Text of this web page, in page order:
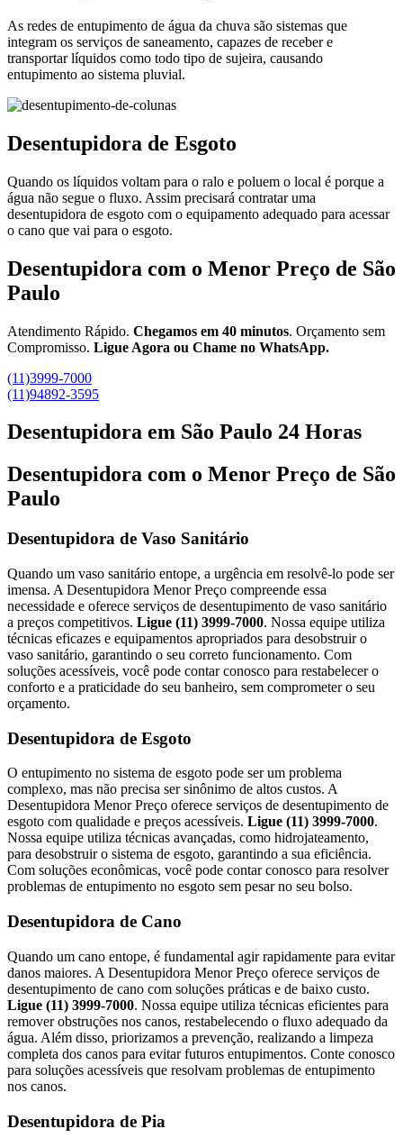
As redes de entupimento de água da chuva são sistemas que
integram os serviços de saneamento, capazes de receber e
transportar líquidos como todo tipo de sujeira, causando
entupimento ao sistema pluvial.
Desentupidora de Esgoto
Quando os líquidos voltam para o ralo e poluem o local é porque a
água não segue o fluxo. Assim precisará contratar uma
desentupidora de esgoto com o equipamento adequado para acessar
o cano que vai para o esgoto.
Desentupidora com o Menor Preço de São
Paulo
Atendimento Rápido. Chegamos em 40 minutos. Orçamento sem
Compromisso. Ligue Agora ou Chame no WhatsApp.
(11)3999-7000
(11)94892-3595
Desentupidora em São Paulo 24 Horas
Desentupidora com o Menor Preço de São
Paulo
Desentupidora de Vaso Sanitário
Quando um vaso sanitário entope, a urgência em resolvê-lo pode ser
imensa. A Desentupidora Menor Preço compreende essa
necessidade e oferece serviços de desentupimento de vaso sanitário
a preços competitivos. Ligue (11) 3999-7000. Nossa equipe utiliza
técnicas eficazes e equipamentos apropriados para desobstruir o
vaso sanitário, garantindo o seu correto funcionamento. Com
soluções acessíveis, você pode contar conosco para restabelecer o
conforto e a praticidade do seu banheiro, sem comprometer o seu
orçamento.
Desentupidora de Esgoto
O entupimento no sistema de esgoto pode ser um problema
complexo, mas não precisa ser sinônimo de altos custos. A
Desentupidora Menor Preço oferece serviços de desentupimento de
esgoto com qualidade e preços acessíveis. Ligue (11) 3999-7000.
Nossa equipe utiliza técnicas avançadas, como hidrojateamento,
para desobstruir o sistema de esgoto, garantindo a sua eficiência.
Com soluções econômicas, você pode contar conosco para resolver
problemas de entupimento no esgoto sem pesar no seu bolso.
Desentupidora de Cano
Quando um cano entope, é fundamental agir rapidamente para evitar
danos maiores. A Desentupidora Menor Preço oferece serviços de
desentupimento de cano com soluções práticas e de baixo custo.
Ligue (11) 3999-7000. Nossa equipe utiliza técnicas eficientes para
remover obstruções nos canos, restabelecendo o fluxo adequado da
água. Além disso, priorizamos a prevenção, realizando a limpeza
completa dos canos para evitar futuros entupimentos. Conte conosco
para soluções acessíveis que resolvam problemas de entupimento
nos canos.
Desentupidora de Pia